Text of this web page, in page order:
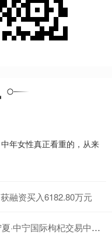
年女性真正看重的，从来
融资买入6182.80万元
际枸杞交易中心价格行情